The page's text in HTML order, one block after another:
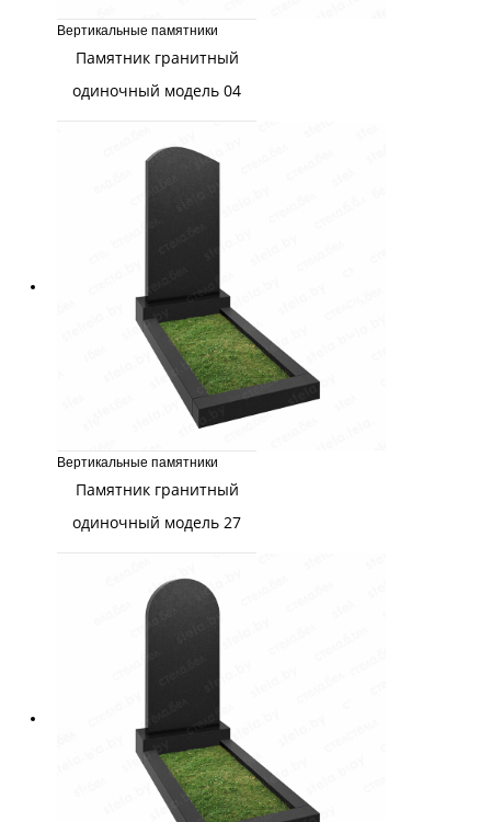
Вертикальные памятники
Памятник гранитный
одиночный модель 04
Вертикальные памятники
Памятник гранитный
одиночный модель 27